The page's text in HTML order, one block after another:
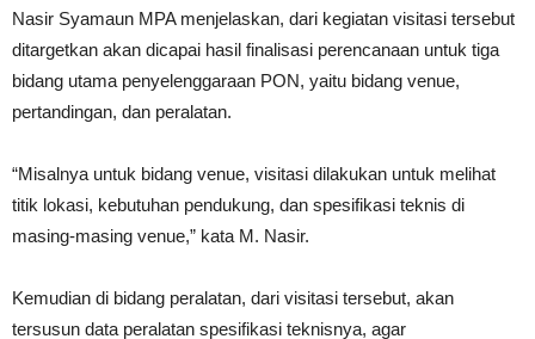
Nasir Syamaun MPA menjelaskan, dari kegiatan visitasi tersebut
ditargetkan akan dicapai hasil finalisasi perencanaan untuk tiga
bidang utama penyelenggaraan PON, yaitu bidang venue,
pertandingan, dan peralatan.
“Misalnya untuk bidang venue, visitasi dilakukan untuk melihat
titik lokasi, kebutuhan pendukung, dan spesifikasi teknis di
masing-masing venue,” kata M. Nasir.
Kemudian di bidang peralatan, dari visitasi tersebut, akan
tersusun data peralatan spesifikasi teknisnya, agar